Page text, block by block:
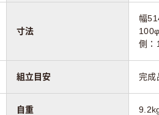
寸法
幅
側：
組立目安 完成
自重